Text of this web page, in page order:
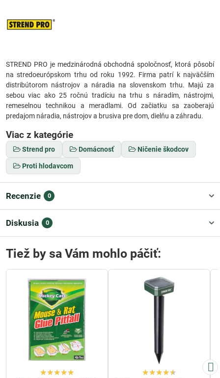
STREND PRO je medzinárodná obchodná spoločnosť, ktorá pôsobí
na stredoeurópskom trhu od roku 1992. Firma patrí k najväčším
distribútorom nástrojov a náradia na slovenskom trhu. Majú za
sebou viac ako 25 ročnú tradíciu na trhu s náradím, nástrojmi,
remeselnou technikou a meradlami. Od začiatku sa zaoberajú
predajom náradia, nástrojov a brusiva pre dom, dielňu a záhradu.
Viac z kategórie
Strend pro Domácnosť Ničenie škodcov
Proti hlodavcom
Recenzie 0
Diskusia 0
Tiež by sa Vám mohlo páčiť: